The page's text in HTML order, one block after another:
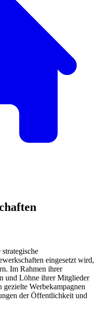
eingesetzt wird,
Im Rahmen ihrer
und Löhne ihrer Mitglieder
gezielte Werbekampagnen
der Öffentlichkeit und